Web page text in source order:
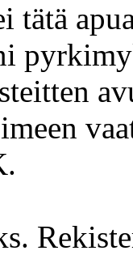
tätä